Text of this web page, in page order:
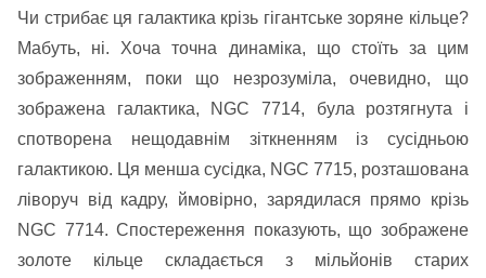
Чи стрибає ця галактика крізь гігантське зоряне кільце?
Мабуть, ні. Хоча точна динаміка, що стоїть за цим
зображенням, поки що незрозуміла, очевидно, що
зображена галактика, NGC 7714, була розтягнута і
спотворена нещодавнім зіткненням із сусідньою
галактикою. Ця менша сусідка, NGC 7715, розташована
ліворуч від кадру, ймовірно, зарядилася прямо крізь
NGC 7714. Спостереження показують, що зображене
золоте кільце складається з мільйонів старих